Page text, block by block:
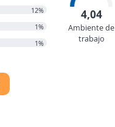
12%
1%
1%
4,04
Ambiente de
trabajo